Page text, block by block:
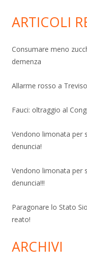
ARTICOLI
Consumare meno
demenza
Allarme rosso a
Fauci: oltraggio al
Vendono limonata per
denuncia!
Vendono limonata per
denuncia!!!
Paragonare lo Stato
reato!
ARCHIVI